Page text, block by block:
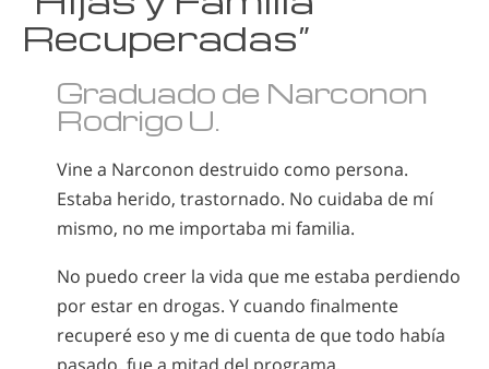
Recuperadas”
Graduado de Narconon
Rodrigo U.
Vine a Narconon destruido como persona.
Estaba herido, trastornado. No cuidaba de mí
mismo, no me importaba mi familia.
No puedo creer la vida que me estaba perdiendo
por estar en drogas. Y cuando finalmente
recuperé eso y me di cuenta de que todo había